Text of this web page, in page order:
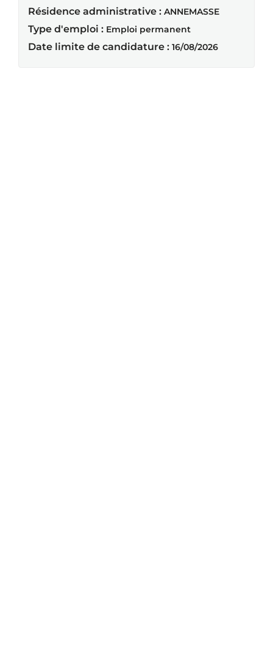
Résidence administrative : ANNEMASSE
Type d'emploi : Emploi permanent
Date limite de candidature : 16/08/2026